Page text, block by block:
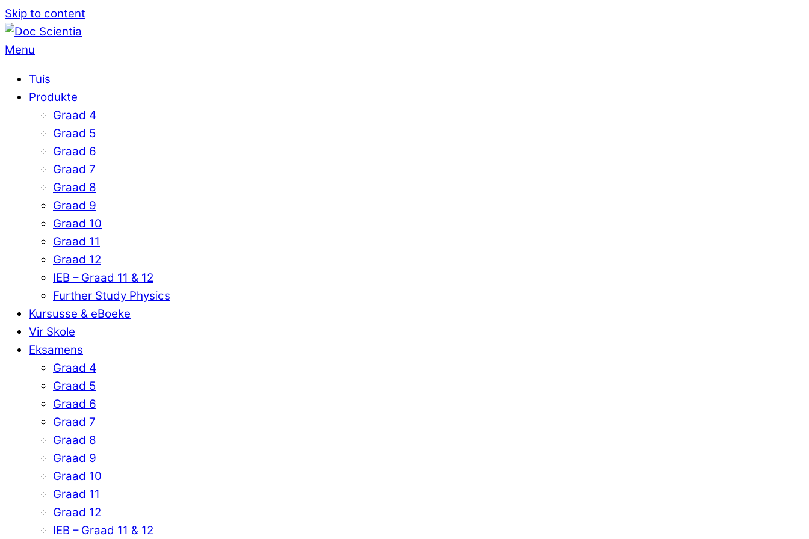
Skip to content
Menu
Tuis
Produkte
Graad 4
Graad 5
Graad 6
Graad 7
Graad 8
Graad 9
Graad 10
Graad 11
Graad 12
IEB – Graad 11 & 12
Further Study Physics
Kursusse & eBoeke
Vir Skole
Eksamens
Graad 4
Graad 5
Graad 6
Graad 7
Graad 8
Graad 9
Graad 10
Graad 11
Graad 12
IEB – Graad 11 & 12